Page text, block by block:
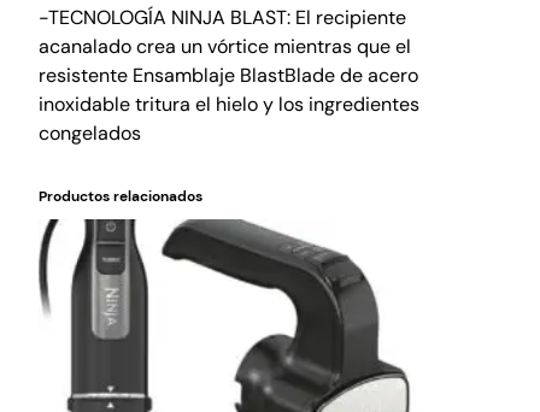
-TECNOLOGÍA NINJA BLAST: El recipiente
acanalado crea un vórtice mientras que el
resistente Ensamblaje BlastBlade de acero
inoxidable tritura el hielo y los ingredientes
congelados
Productos relacionados